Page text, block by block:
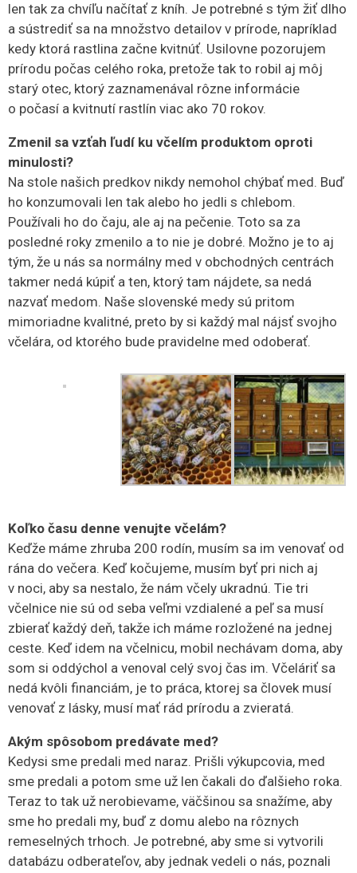
len tak za chvíľu načítať z kníh. Je potrebné s tým žiť dlho
a sústrediť sa na množstvo detailov v prírode, napríklad
kedy ktorá rastlina začne kvitnúť. Usilovne pozorujem
prírodu počas celého roka, pretože tak to robil aj môj
starý otec, ktorý zaznamenával rôzne informácie
o počasí a kvitnutí rastlín viac ako 70 rokov.
Zmenil sa vzťah ľudí ku včelím produktom oproti
minulosti?
Na stole našich predkov nikdy nemohol chýbať med. Buď
ho konzumovali len tak alebo ho jedli s chlebom.
Používali ho do čaju, ale aj na pečenie. Toto sa za
posledné roky zmenilo a to nie je dobré. Možno je to aj
tým, že u nás sa normálny med v obchodných centrách
takmer nedá kúpiť a ten, ktorý tam nájdete, sa nedá
nazvať medom. Naše slovenské medy sú pritom
mimoriadne kvalitné, preto by si každý mal nájsť svojho
včelára, od ktorého bude pravidelne med odoberať.
Koľko času denne venujte včelám?
Keďže máme zhruba 200 rodín, musím sa im venovať od
rána do večera. Keď kočujeme, musím byť pri nich aj
v noci, aby sa nestalo, že nám včely ukradnú. Tie tri
včelnice nie sú od seba veľmi vzdialené a peľ sa musí
zbierať každý deň, takže ich máme rozložené na jednej
ceste. Keď idem na včelnicu, mobil nechávam doma, aby
som si oddýchol a venoval celý svoj čas im. Včeláriť sa
nedá kvôli financiám, je to práca, ktorej sa človek musí
venovať z lásky, musí mať rád prírodu a zvieratá.
Akým spôsobom predávate med?
Kedysi sme predali med naraz. Prišli výkupcovia, med
sme predali a potom sme už len čakali do ďalšieho roka.
Teraz to tak už nerobievame, väčšinou sa snažíme, aby
sme ho predali my, buď z domu alebo na rôznych
remeselných trhoch. Je potrebné, aby sme si vytvorili
databázu odberateľov, aby jednak vedeli o nás, poznali